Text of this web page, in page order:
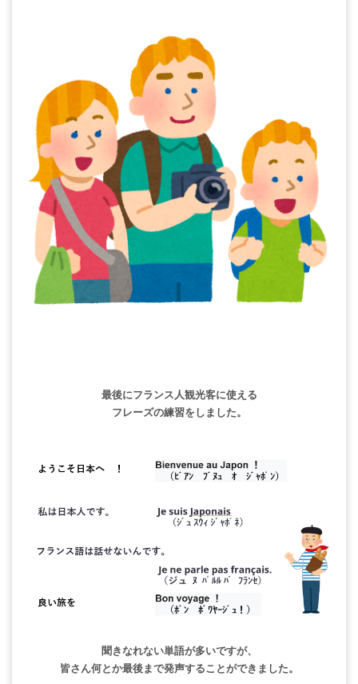
最後にフランス人観光客に使える
フレーズの練習をしました。
聞きなれない単語が多いですが、
皆さん何とか最後まで発声することができました。